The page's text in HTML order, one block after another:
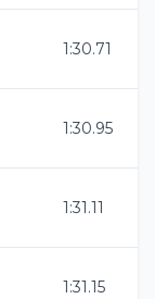
1:30.71
1:30.95
1:31.11
1:31.15